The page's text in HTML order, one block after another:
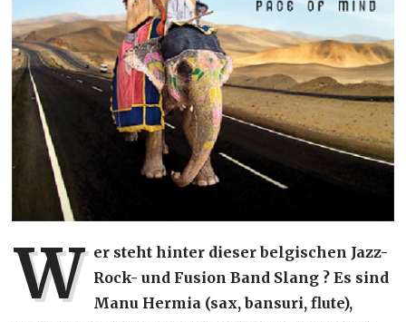
W er steht hinter dieser belgischen Jazz-
Rock- und Fusion Band Slang ? Es sind
Manu Hermia (sax, bansuri, flute),